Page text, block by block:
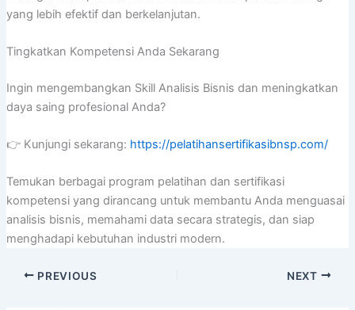
yang lebih efektif dan berkelanjutan.
Tingkatkan Kompetensi Anda Sekarang
Ingin mengembangkan Skill Analisis Bisnis dan meningkatkan
daya saing profesional Anda?
👉 Kunjungi sekarang: https://pelatihansertifikasibnsp.com/
Temukan berbagai program pelatihan dan sertifikasi
kompetensi yang dirancang untuk membantu Anda menguasai
analisis bisnis, memahami data secara strategis, dan siap
menghadapi kebutuhan industri modern.
PREVIOUS NEXT